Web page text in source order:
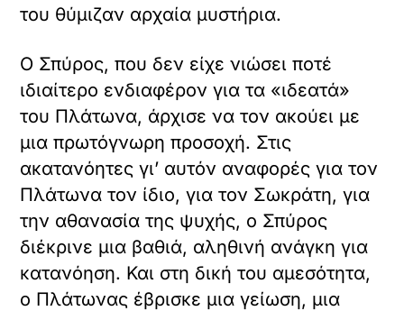
του θύμιζαν αρχαία μυστήρια.
Ο Σπύρος, που δεν είχε νιώσει ποτέ
ιδιαίτερο ενδιαφέρον για τα «ιδεατά»
του Πλάτωνα, άρχισε να τον ακούει με
μια πρωτόγνωρη προσοχή. Στις
ακατανόητες γι’ αυτόν αναφορές για τον
Πλάτωνα τον ίδιο, για τον Σωκράτη, για
την αθανασία της ψυχής, ο Σπύρος
διέκρινε μια βαθιά, αληθινή ανάγκη για
κατανόηση. Και στη δική του αμεσότητα,
ο Πλάτωνας έβρισκε μια γείωση, μια